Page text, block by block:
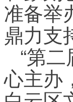
准备举
鼎力支
“第
心主办